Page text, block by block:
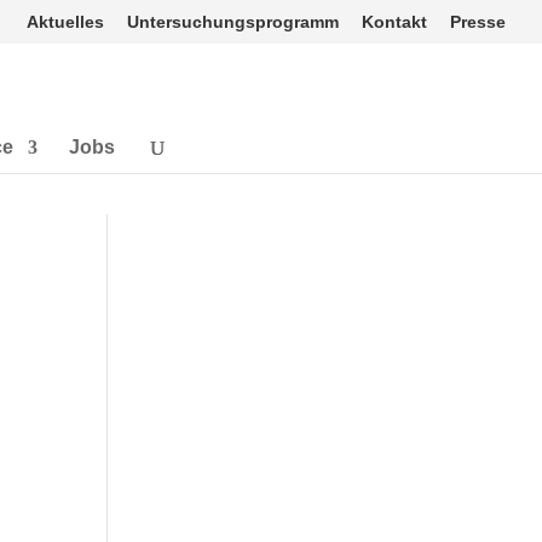
Aktuelles Untersuchungsprogramm Kontakt Presse
Jobs